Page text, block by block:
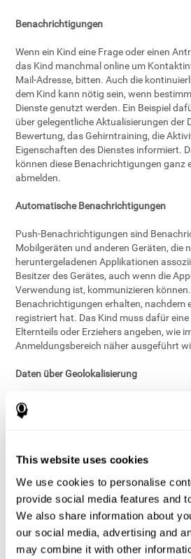
This website uses cookies
We use cookies to personalise
provide social media features and
We also share information about
our social media, advertising and
may combine it with other
Benachrichtigungen
Wenn ein Kind eine Frage oder einen
das Kind manchmal online um
Mail-Adresse, bitten. Auch die
dem Kind kann nötig sein, wenn
Dienste genutzt werden. Ein Beispiel
über gelegentliche Aktualisierungen der
Bewertung, das Gehirntraining, die
Eigenschaften des Dienstes informiert.
können diese Benachrichtigungen ganz
abmelden.
Automatische Benachrichtigungen
Push-Benachrichtigungen sind
Mobilgeräten und anderen Geräten, die
heruntergeladenen Applikationen
Besitzer des Gerätes, auch wenn die
Verwendung ist, kommunizieren
Benachrichtigungen erhalten, nachdem
registriert hat. Das Kind muss dafür eine
Elternteils oder Erziehers angeben, wie
Anmeldungsbereich näher ausgeführt
Daten über Geolokalisierung
Der Dienst von CogniFit, der an Kinder
Information der Geolokalisierung so
Wenn Kinder direkt mit uns interagieren,
gewisse Informationen automatisch
um die angebotenen Dienste
Kinder zu gestalten und andererseits zu
geschäftsbezogenen Zwecken.